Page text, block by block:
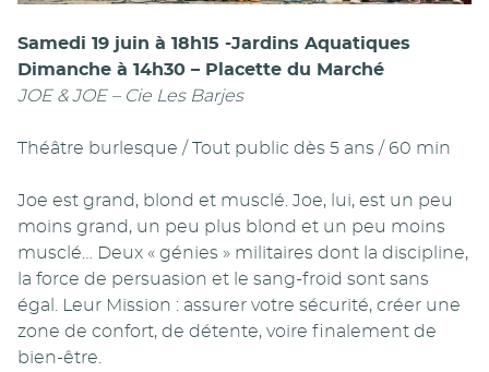
Samedi 19 juin à 18h15 -Jardins Aquatiques
Dimanche à 14h30 – Placette du Marché
JOE & JOE – Cie Les Barjes
Théâtre burlesque / Tout public dès 5 ans / 60 min
Joe est grand, blond et musclé. Joe, lui, est un peu
moins grand, un peu plus blond et un peu moins
musclé… Deux « génies » militaires dont la discipline,
la force de persuasion et le sang-froid sont sans
égal. Leur Mission : assurer votre sécurité, créer une
zone de confort, de détente, voire finalement de
bien-être.